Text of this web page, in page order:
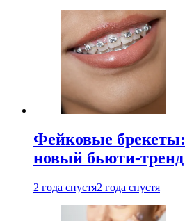
Фейковые
новый бьюти-тренд
2 года спустя2 года спустя